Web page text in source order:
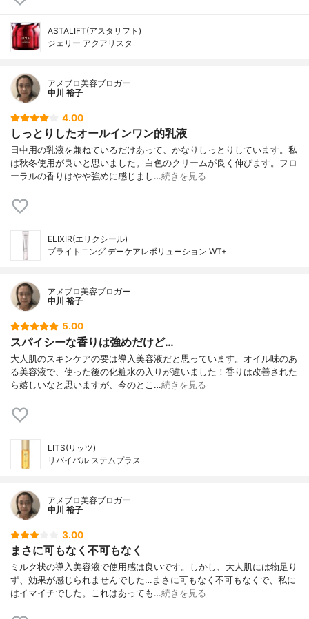
ASTALIFT(アスタリフト)
ジェリー アクアリスタ
アメブロ美容ブロガー
中川 裕子
4.00
しっとりしたオールインワン的乳液
日中用の乳液を兼ねているだけあって、かなりしっとりしています。私
は秋冬使用が良いと思いました。白色のクリームが良く伸びます。フロ
ーラルの香りはやや強めに感じまし…続きを見る
ELIXIR(エリクシール)
ブライトニング デーケアレボリューション WT+
アメブロ美容ブロガー
中川 裕子
5.00
スパイシーな香りは強めだけど…
大人肌のスキンケアの要は導入美容液だと思っています。オイル味のあ
る美容液で、使った後の化粧水の入りが違いました！香りは改善された
ら嬉しいなと思いますが、今のとこ…続きを見る
LITS(リッツ)
リバイバル ステムプラス
アメブロ美容ブロガー
中川 裕子
3.00
まさに可もなく不可もなく
ミルク状の導入美容液で使用感は良いです。しかし、大人肌には物足り
ず、効果が感じられませんでした…まさに可もなく不可もなくで、私に
はイマイチでした。これはあっても…続きを見る